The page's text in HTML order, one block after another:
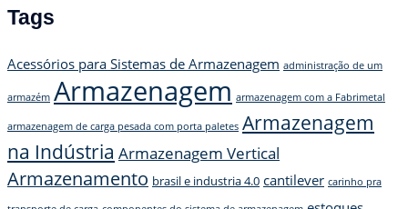
Tags
Acessórios para Sistemas de Armazenagem administração de um
armazém Armazenagem armazenagem com a Fabrimetal
armazenagem de carga pesada com porta paletes Armazenagem
na Indústria Armazenagem Vertical
Armazenamento brasil e industria 4.0 cantilever carinho pra